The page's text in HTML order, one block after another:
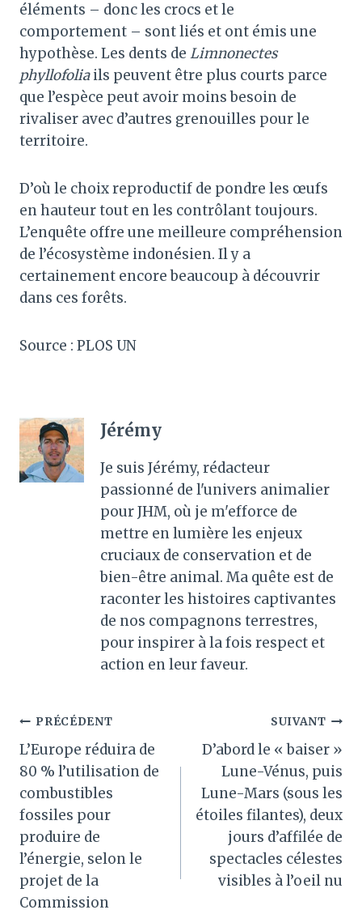
éléments – donc les crocs et le
comportement – ​​sont liés et ont émis une
hypothèse. Les dents de Limnonectes
phyllofoliails peuvent être plus courts parce
que l’espèce peut avoir moins besoin de
rivaliser avec d’autres grenouilles pour le
territoire.
D’où le choix reproductif de pondre les œufs
en hauteur tout en les contrôlant toujours.
L’enquête offre une meilleure compréhension
de l’écosystème indonésien. Il y a
certainement encore beaucoup à découvrir
dans ces forêts.
Source : PLOS UN
Jérémy
Je suis Jérémy, rédacteur
passionné de l'univers animalier
pour JHM, où je m'efforce de
mettre en lumière les enjeux
cruciaux de conservation et de
bien-être animal. Ma quête est de
raconter les histoires captivantes
de nos compagnons terrestres,
pour inspirer à la fois respect et
action en leur faveur.
Navigation
de
l’article
PRÉCÉDENT
L’Europe réduira de
80 % l’utilisation de
combustibles
fossiles pour
produire de
l’énergie, selon le
projet de la
Commission
SUIVANT
D’abord le « baiser »
Lune-Vénus, puis
Lune-Mars (sous les
étoiles filantes), deux
jours d’affilée de
spectacles célestes
visibles à l’oeil nu